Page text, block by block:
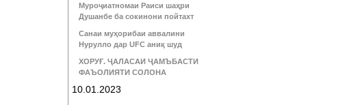
Муроҷиатномаи Раиси шаҳри
Душанбе ба сокинони пойтахт
Санаи муҳорибаи аввалини
Нурулло дар UFC аниқ шуд
ХОРУҒ. ҶАЛАСАИ ҶАМЪБАСТИ
ФАЪОЛИЯТИ СОЛОНА
10.01.2023